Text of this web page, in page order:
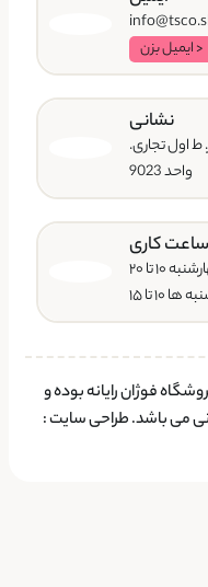
< ایمیل بزن
نشانی
ط اول تجاری.
واحد 9023
ساعت کاری
۱۰ تا ۲۰
۱۰ تا ۱۵
فوژان رایانه بوده و
می باشد.طراحی سایت: